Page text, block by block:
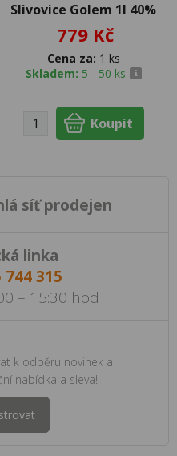
Slivovice Golem 1l 40%
779 Kč
Cena za: 1 ks
Skladem: 5 - 50 ks
síť prodejen
linka
744 315
– 15:30 hod
k odběru novinek a
nabídka a sleva!